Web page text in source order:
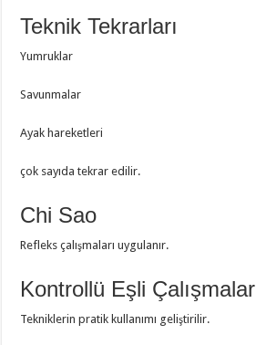
Teknik Tekrarları
Yumruklar
Savunmalar
Ayak hareketleri
çok sayıda tekrar edilir.
Chi Sao
Refleks çalışmaları uygulanır.
Kontrollü Eşli Çalışmalar
Tekniklerin pratik kullanımı geliştirilir.